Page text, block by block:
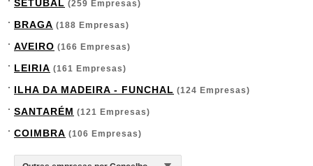
SETÚBAL (259 Empresas)
BRAGA (188 Empresas)
AVEIRO (166 Empresas)
LEIRIA (161 Empresas)
ILHA DA MADEIRA - FUNCHAL (124 Empresas)
SANTARÉM (121 Empresas)
COIMBRA (106 Empresas)